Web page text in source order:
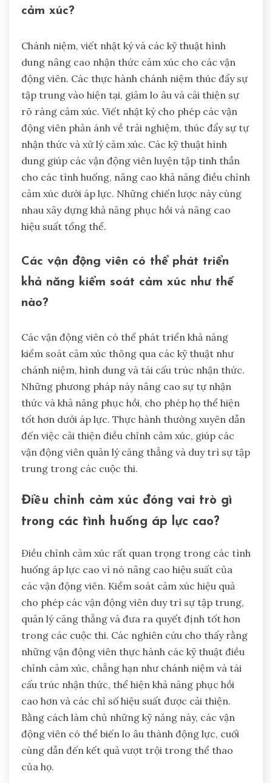
cảm xúc?
Chánh niệm, viết nhật ký và các kỹ thuật hình
dung nâng cao nhận thức cảm xúc cho các vận
động viên. Các thực hành chánh niệm thúc đẩy sự
tập trung vào hiện tại, giảm lo âu và cải thiện sự
rõ ràng cảm xúc. Viết nhật ký cho phép các vận
động viên phản ánh về trải nghiệm, thúc đẩy sự tự
nhận thức và xử lý cảm xúc. Các kỹ thuật hình
dung giúp các vận động viên luyện tập tinh thần
cho các tình huống, nâng cao khả năng điều chỉnh
cảm xúc dưới áp lực. Những chiến lược này cùng
nhau xây dựng khả năng phục hồi và nâng cao
hiệu suất tổng thể.
Các vận động viên có thể phát triển
khả năng kiểm soát cảm xúc như thế
nào?
Các vận động viên có thể phát triển khả năng
kiểm soát cảm xúc thông qua các kỹ thuật như
chánh niệm, hình dung và tái cấu trúc nhận thức.
Những phương pháp này nâng cao sự tự nhận
thức và khả năng phục hồi, cho phép họ thể hiện
tốt hơn dưới áp lực. Thực hành thường xuyên dẫn
đến việc cải thiện điều chỉnh cảm xúc, giúp các
vận động viên quản lý căng thẳng và duy trì sự tập
trung trong các cuộc thi.
Điều chỉnh cảm xúc đóng vai trò gì
trong các tình huống áp lực cao?
Điều chỉnh cảm xúc rất quan trọng trong các tình
huống áp lực cao vì nó nâng cao hiệu suất của
các vận động viên. Kiểm soát cảm xúc hiệu quả
cho phép các vận động viên duy trì sự tập trung,
quản lý căng thẳng và đưa ra quyết định tốt hơn
trong các cuộc thi. Các nghiên cứu cho thấy rằng
những vận động viên thực hành các kỹ thuật điều
chỉnh cảm xúc, chẳng hạn như chánh niệm và tái
cấu trúc nhận thức, thể hiện khả năng phục hồi
cao hơn và các chỉ số hiệu suất được cải thiện.
Bằng cách làm chủ những kỹ năng này, các vận
động viên có thể biến lo âu thành động lực, cuối
cùng dẫn đến kết quả vượt trội trong thể thao
của họ.